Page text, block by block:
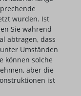
wurden. Ist
Sie während
abtragen, dass
Umständen
können solche
aber die
ist